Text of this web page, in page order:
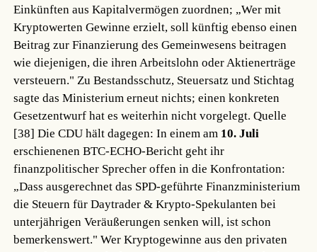
Einkünften aus Kapitalvermögen zuordnen; „Wer mit
Kryptowerten Gewinne erzielt, soll künftig ebenso einen
Beitrag zur Finanzierung des Gemeinwesens beitragen
wie diejenigen, die ihren Arbeitslohn oder Aktienerträge
versteuern." Zu Bestandsschutz, Steuersatz und Stichtag
sagte das Ministerium erneut nichts; einen konkreten
Gesetzentwurf hat es weiterhin nicht vorgelegt.Quelle
[38] Die CDU hält dagegen: In einem am 10. Juli
erschienenen BTC-ECHO-Bericht geht ihr
finanzpolitischer Sprecher offen in die Konfrontation:
„Dass ausgerechnet das SPD-geführte Finanzministerium
die Steuern für Daytrader & Krypto-Spekulanten bei
unterjährigen Veräußerungen senken will, ist schon
bemerkenswert." Wer Kryptogewinne aus den privaten